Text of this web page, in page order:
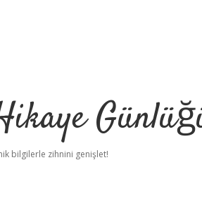
bilgilerle zihnini genişlet!